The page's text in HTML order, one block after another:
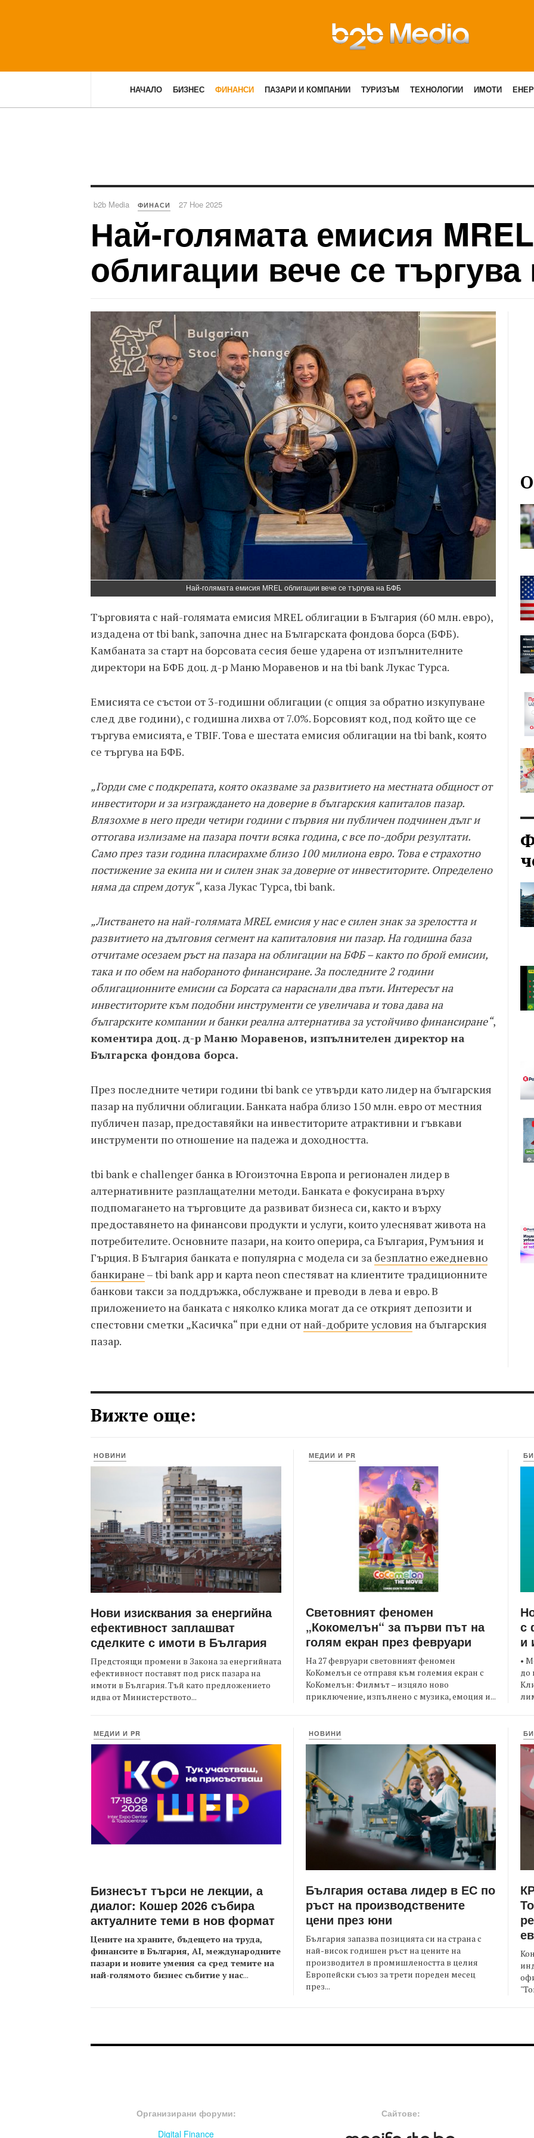
НАЧАЛО БИЗНЕС ФИНАНСИ ПАЗАРИ И КОМПАНИИ ТУРИЗЪМ ТЕХНОЛОГИИ ИМОТИ
b2b Media ФИНАСИ 27 Ное 2025
Най-голямата емисия MREL
облигации вече се
Най-голямата емисия MREL облигации вече се търгува на БФБ
Търговията с най-голямата емисия MREL облигации в България (60 млн. евро),
издадена от tbi bank, започна днес на Българската фондова борса (БФБ).
Камбаната за старт на борсовата сесия беше ударена от изпълнителните
директори на БФБ доц. д-р Маню Моравенов и на tbi bank Лукас Турса.
Емисията се състои от 3-годишни облигации (с опция за обратно изкупуване
след две години), с годишна лихва от 7.0%. Борсовият код, под който ще се
търгува емисията, е TBIF. Това е шестата емисия облигации на tbi bank, която
се търгува на БФБ.
„Горди сме с подкрепата, която оказваме за развитието на местната общност от
инвеститори и за изграждането на доверие в българския капиталов пазар.
Влязохме в него преди четири години с първия ни публичен подчинен дълг и
оттогава излизаме на пазара почти всяка година, с все по-добри резултати.
Само през тази година пласирахме близо 100 милиона евро. Това е страхотно
постижение за екипа ни и силен знак за доверие от инвеститорите. Определено
няма да спрем дотук“, каза Лукас Турса, tbi bank.
„Листването на най-голямата MREL емисия у нас е силен знак за зрелостта и
развитието на дълговия сегмент на капиталовия ни пазар. На годишна база
отчитаме осезаем ръст на пазара на облигации на БФБ – както по брой емисии,
така и по обем на набораното финансиране. За последните 2 години
облигационните емисии са Борсата са нараснали два пъти. Интересът на
инвеститорите към подобни инструменти се увеличава и това дава на
българските компании и банки реална алтернатива за устойчиво финансиране“,
коментира доц. д-р Маню Моравенов, изпълнителен директор на
Българска фондова борса.
През последните четири години tbi bank се утвърди като лидер на българския
пазар на публични облигации. Банката набра близо 150 млн. евро от местния
публичен пазар, предоставяйки на инвеститорите атрактивни и гъвкави
инструменти по отношение на падежа и доходността.
tbi bank е challenger банка в Югоизточна Европа и регионален лидер в
алтернативните разплащателни методи. Банката е фокусирана върху
подпомагането на търговците да развиват бизнеса си, както и върху
предоставянето на финансови продукти и услуги, които улесняват живота на
потребителите. Основните пазари, на които оперира, са България, Румъния и
Гърция. В България банката е популярна с модела си за безплатно ежедневно
банкиране – tbi bank app и карта neon спестяват на клиентите традиционните
банкови такси за поддръжка, обслужване и преводи в лева и евро. В
приложението на банката с няколко клика могат да се открият депозити и
спестовни сметки „Касичка“ при едни от най-добрите условия на българския
пазар.
Вижте още:
НОВИНИ
Нови изисквания за енергийна
ефективност заплашват
сделките с имоти в България
Предстоящи промени в Закона за енергийната
ефективност поставят под риск пазара на
имоти в България. Тъй като предложението
идва от Министерството...
МЕДИИ И PR
Световният феномен
„Кокомелън“ за първи път на
голям екран през февруари
На 27 февруари световният феномен
КоКомелън се отправя към големия екран с
КоКомелън: Филмът – изцяло ново
приключение, изпълнено с музика, емоция и...
с
и
•
до
МЕДИИ И PR
Бизнесът търси не лекции, а
диалог: Кошер 2026 събира
актуалните теми в нов формат
Цените на храните, бъдещето на труда,
финансите в България, AI, международните
пазари и новите умения са сред темите на
най-голямото бизнес събитие у нас...
НОВИНИ
България остава лидер в ЕС по
ръст на производствените
цени през юни
България запазва позицията си на страна с
най-висок годишен ръст на цените на
производител в промишлеността в целия
Европейски съюз за трети пореден месец
през...
Организирани форуми:
Digital Finance
Сайтове: